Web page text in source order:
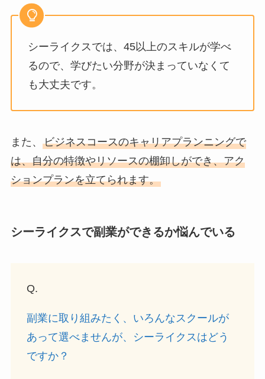
シーライクスでは、45以上のスキルが学べ
るので、学びたい分野が決まっていなくて
も大丈夫です。
また、 ビジネスコースのキャリアプランニングで
は、自分の特徴やリソースの棚卸しができ、アク
ションプランを立てられます。
シーライクスで副業ができるか悩んでいる
Q.
副業に取り組みたく、いろんなスクールが
あって選べませんが、シーライクスはどう
ですか？